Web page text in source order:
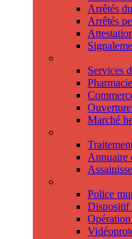
Arrêtés
Arrêtés
Services
Marché
Annuaire
Police
Dispositif